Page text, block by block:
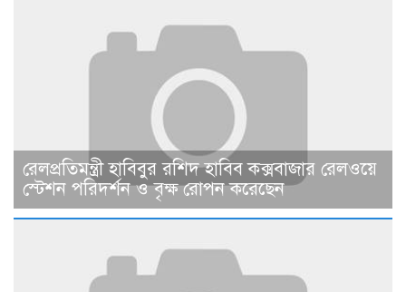
রেলপ্রতিমন্ত্রী হাবিবুর রশিদ হাবিব কক্সবাজার রেলওয়ে
স্টেশন পরিদর্শন ও বৃক্ষ রোপন করেছেন